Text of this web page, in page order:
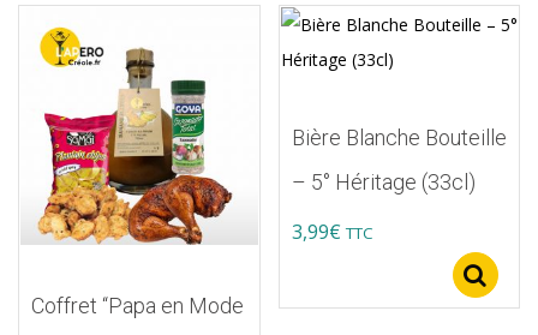
Coffret “Papa en Mode
Bière Blanche Bouteille
– 5° Héritage (33cl)
3,99€ TTC